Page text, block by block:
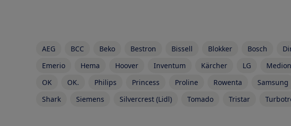
AEG BCC Beko Bestron Bissell Blokker Bosch
Emerio
Hema Hoover Inventum Kärcher LG
Medion
OK
OK. Philips Princess Proline Rowenta
Samsung
Shark
Siemens Silvercrest (Lidl) Tomado Tristar